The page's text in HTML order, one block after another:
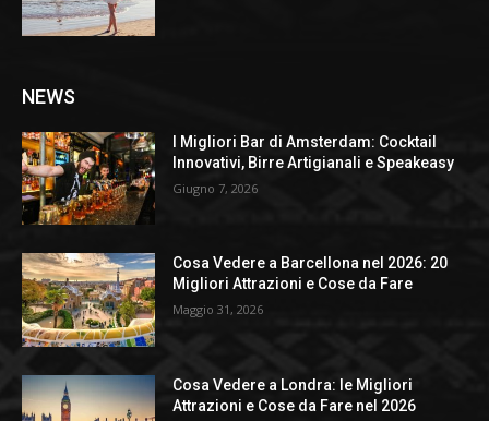
NEWS
I Migliori Bar di Amsterdam: Cocktail
Innovativi, Birre Artigianali e Speakeasy
Giugno 7, 2026
Cosa Vedere a Barcellona nel 2026: 20
Migliori Attrazioni e Cose da Fare
Maggio 31, 2026
Cosa Vedere a Londra: le Migliori
Attrazioni e Cose da Fare nel 2026